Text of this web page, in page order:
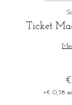
Ticket
+€ 0,38